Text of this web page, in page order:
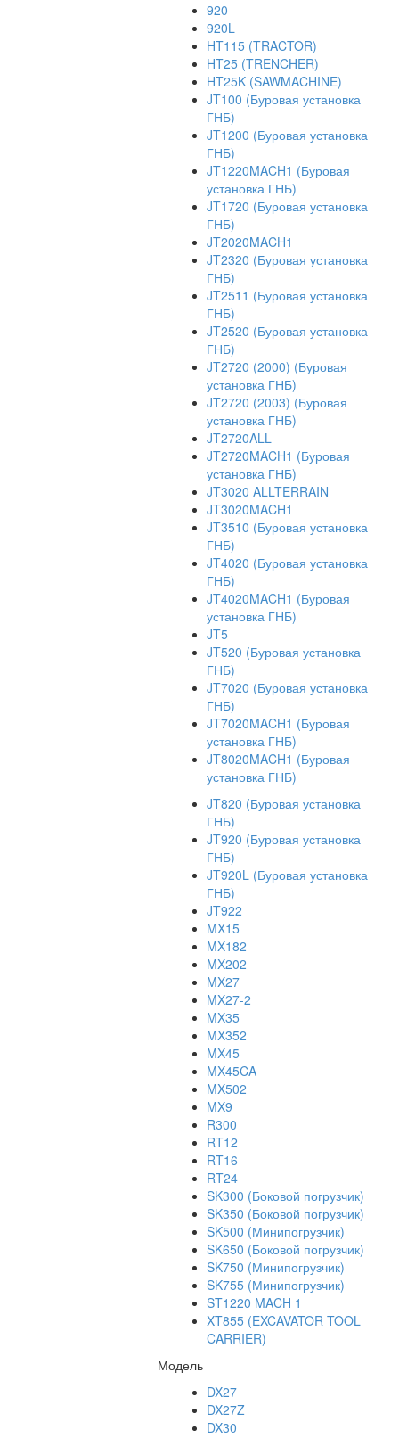
920
920L
HT115 (TRACTOR)
HT25 (TRENCHER)
HT25K (SAWMACHINE)
JT100 (Буровая установка
ГНБ)
JT1200 (Буровая установка
ГНБ)
JT1220MACH1 (Буровая
установка ГНБ)
JT1720 (Буровая установка
ГНБ)
JT2020MACH1
JT2320 (Буровая установка
ГНБ)
JT2511 (Буровая установка
ГНБ)
JT2520 (Буровая установка
ГНБ)
JT2720 (2000) (Буровая
установка ГНБ)
JT2720 (2003) (Буровая
установка ГНБ)
JT2720ALL
JT2720MACH1 (Буровая
установка ГНБ)
JT3020 ALLTERRAIN
JT3020MACH1
JT3510 (Буровая установка
ГНБ)
JT4020 (Буровая установка
ГНБ)
JT4020MACH1 (Буровая
установка ГНБ)
JT5
JT520 (Буровая установка
ГНБ)
JT7020 (Буровая установка
ГНБ)
JT7020MACH1 (Буровая
установка ГНБ)
JT8020MACH1 (Буровая
установка ГНБ)
JT820 (Буровая установка
ГНБ)
JT920 (Буровая установка
ГНБ)
JT920L (Буровая установка
ГНБ)
JT922
MX15
MX182
MX202
MX27
MX27-2
MX35
MX352
MX45
MX45CA
MX502
MX9
R300
RT12
RT16
RT24
SK300 (Боковой погрузчик)
SK350 (Боковой погрузчик)
SK500 (Минипогрузчик)
SK650 (Боковой погрузчик)
SK750 (Минипогрузчик)
SK755 (Минипогрузчик)
ST1220 MACH 1
XT855 (EXCAVATOR TOOL
CARRIER)
Модель
DX27
DX27Z
DX30